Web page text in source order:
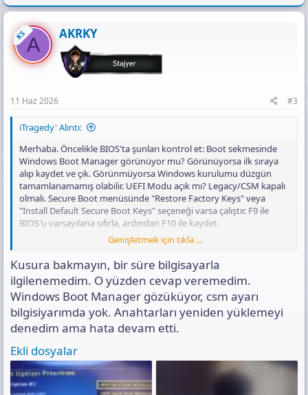
KSA AKRKY
11 Haz 2026 #3
iTragedy' Alıntı:
Merhaba. Öncelikle BIOS'ta şunları kontrol et: Boot sekmesinde
Windows Boot Manager görünüyor mu? Görünüyorsa ilk sıraya
alıp kaydet ve çık. Görünmüyorsa Windows kurulumu düzgün
tamamlanamamış olabilir. UEFI Modu açık mı? Legacy/CSM kapalı
olmalı. Secure Boot menüsünde "Restore Factory Keys" veya
"Install Default Secure Boot Keys" seçeneği varsa çalıştır. F9 ile
BIOS'u varsayılana sıfırla, ardından F10 ile kaydet.
Sorun devam ediyorsa USB belleği çıkar ve BIOS'ta SSD'nin
görünüp görünmediğini kontrol et. SSD görünüyorsa ancak
Windows Boot Manager görünmüyorsa Windows'u yeniden
kurman gerekebilir.
Yeniden kurulum sırasında disk seçim ekranında mevcut tüm
Windows bölümlerini sil ve yalnızca ayrılmamış alan bırak.
Kurulumu bu alana yap ve gerekli bölümleri Windows'un otomatik
oluşturmasına izin ver.
Eğer hâlâ çözülmezse Secure Boot Violation hatasının tam metnini
ve BIOS'taki Boot sekmesinin fotoğrafını paylaş. Özellikle SSD'nin
Genişletmek için tıkla ...
Kusura bakmayın, bir süre bilgisayarla
ilgilenemedim. O yüzden cevap veremedim.
Windows Boot Manager gözüküyor, csm ayarı
bilgisiyarımda yok. Anahtarları yeniden yüklemeyi
denedim ama hata devam etti.
Ekli dosyalar